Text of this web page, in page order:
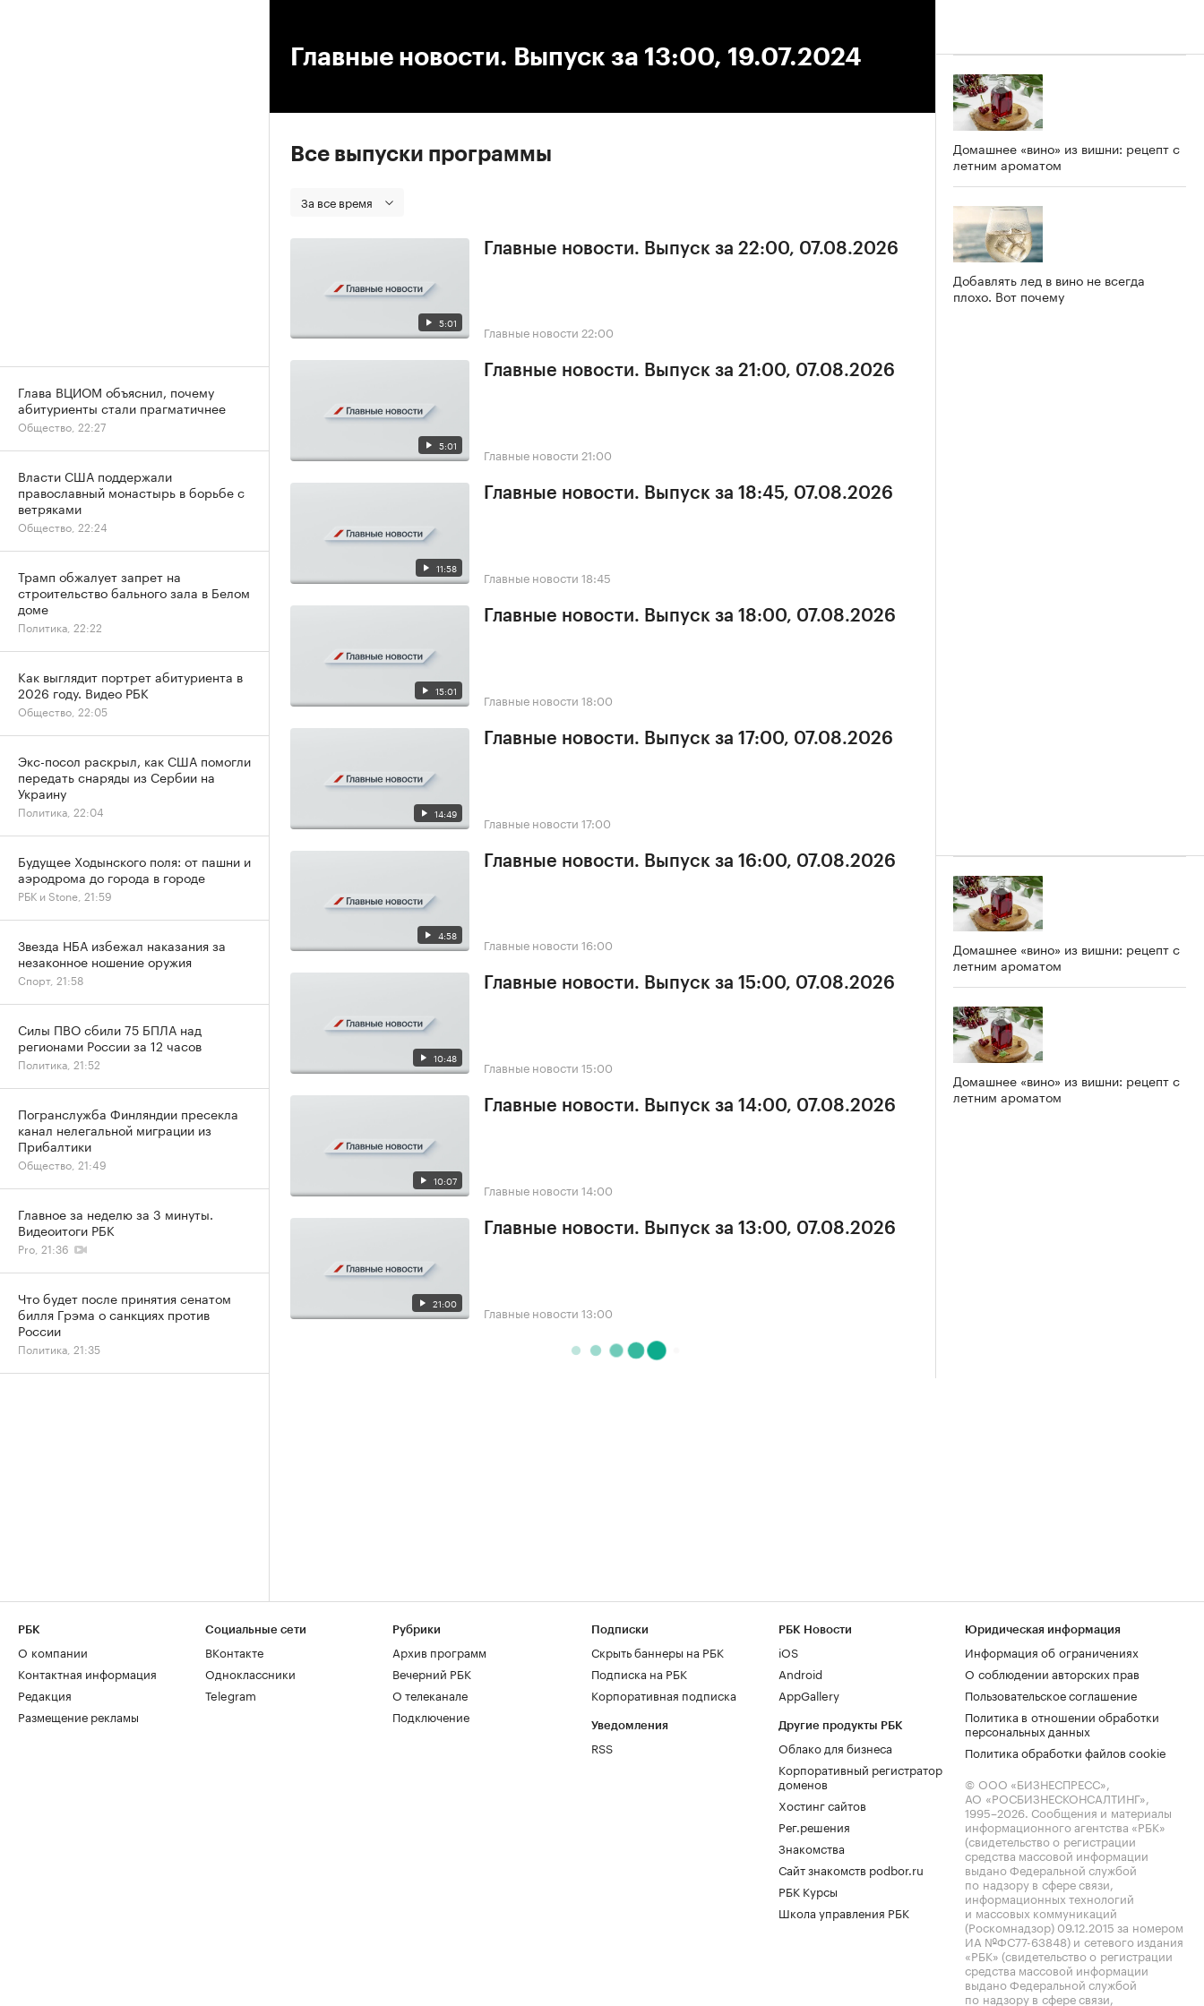
Главные новости. Выпуск за 13:00, 19.07.2024
Все выпуски программы
За все время
5:01
Главные новости. Выпуск за 22:00, 07.08.2026
Главные новости 22:00
5:01
Главные новости. Выпуск за 21:00, 07.08.2026
Главные новости 21:00
11:58
Главные новости. Выпуск за 18:45, 07.08.2026
Главные новости 18:45
15:01
Главные новости. Выпуск за 18:00, 07.08.2026
Главные новости 18:00
14:49
Главные новости. Выпуск за 17:00, 07.08.2026
Главные новости 17:00
4:58
Главные новости. Выпуск за 16:00, 07.08.2026
Главные новости 16:00
10:48
Главные новости. Выпуск за 15:00, 07.08.2026
Главные новости 15:00
10:07
Главные новости. Выпуск за 14:00, 07.08.2026
Главные новости 14:00
21:00
Главные новости. Выпуск за 13:00, 07.08.2026
Главные новости 13:00
Домашнее «вино» из вишни: рецепт с
летним ароматом
Добавлять лед в вино не всегда
плохо. Вот почему
Домашнее «вино» из вишни: рецепт с
летним ароматом
Домашнее «вино» из вишни: рецепт с
летним ароматом
Глава ВЦИОМ объяснил, почему
абитуриенты стали прагматичнее
Общество, 22:27
Власти США поддержали
православный монастырь в борьбе с
ветряками
Общество, 22:24
Трамп обжалует запрет на
строительство бального зала в Белом
доме
Политика, 22:22
Как выглядит портрет абитуриента в
2026 году. Видео РБК
Общество, 22:05
Экс-посол раскрыл, как США помогли
передать снаряды из Сербии на
Украину
Политика, 22:04
Будущее Ходынского поля: от пашни и
аэродрома до города в городе
РБК и Stone, 21:59
Звезда НБА избежал наказания за
незаконное ношение оружия
Спорт, 21:58
Силы ПВО сбили 75 БПЛА над
регионами России за 12 часов
Политика, 21:52
Погранслужба Финляндии пресекла
канал нелегальной миграции из
Прибалтики
Общество, 21:49
Главное за неделю за 3 минуты.
Видеоитоги РБК
Pro, 21:36
Что будет после принятия сенатом
билля Грэма о санкциях против
России
Политика, 21:35
РБК
О компании
Контактная информация
Редакция
Размещение рекламы
Социальные сети
ВКонтакте
Одноклассники
Telegram
Рубрики
Архив программ
Вечерний РБК
О телеканале
Подключение
Подписки
Скрыть баннеры на РБК
Подписка на РБК
Корпоративная подписка
Уведомления
RSS
РБК Новости
iOS
Android
AppGallery
Другие продукты РБК
Облако для бизнеса
Корпоративный регистратор
доменов
Хостинг сайтов
Рег.решения
Знакомства
Сайт знакомств podbor.ru
РБК Курсы
Школа управления РБК
Юридическая информация
Информация об ограничениях
О соблюдении авторских прав
Пользовательское соглашение
Политика в отношении обработки
персональных данных
Политика обработки файлов cookie
© ООО «БИЗНЕСПРЕСС»,
АО «РОСБИЗНЕСКОНСАЛТИНГ»,
1995–2026. Сообщения и материалы
информационного агентства «РБК»
(свидетельство о регистрации
средства массовой информации
выдано Федеральной службой
по надзору в сфере связи,
информационных технологий
и массовых коммуникаций
(Роскомнадзор) 09.12.2015 за номером
ИА №ФС77-63848) и сетевого издания
«РБК» (свидетельство о регистрации
средства массовой информации
выдано Федеральной службой
по надзору в сфере связи,